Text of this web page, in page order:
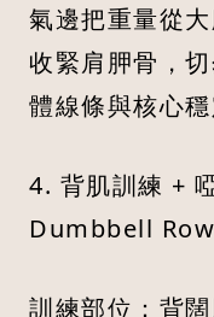
氣邊把重量從
收緊肩胛骨，
體線條與核心穩
4. 背肌訓練 +
Dumbbell
訓練部位：背